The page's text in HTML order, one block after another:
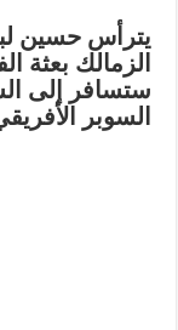
يترأس حسين
الزمالك بعثة
ستسافر إلى
السوبر